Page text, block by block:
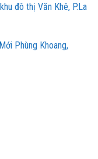
đô thị Văn Khê, P.La
Phùng Khoang,